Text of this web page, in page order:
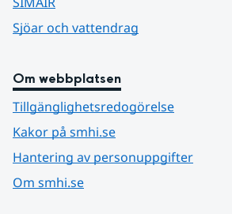
Sjöar och vattendrag
Om webbplatsen
Tillgänglighetsredogörelse
Kakor på smhi.se
Hantering av personuppgifter
Om smhi.se